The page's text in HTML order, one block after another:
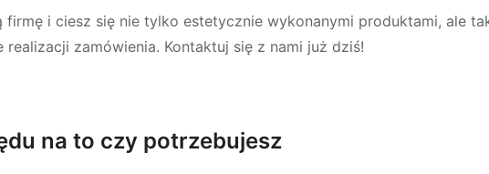
firmę i ciesz się nie tylko estetycznie wykonanymi produktami, ale
realizacji zamówienia. Kontaktuj się z nami już dziś!
na to czy potrzebujesz